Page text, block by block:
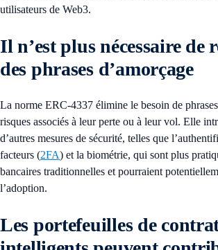
utilisateurs de Web3.
Il n’est plus nécessaire de
des phrases d’amorçage
La norme ERC-4337 élimine le besoin de
risques associés à leur perte ou à leur vol. Elle
d’autres mesures de sécurité, telles que
facteurs (2FA) et la biométrie, qui sont plus
bancaires traditionnelles et pourraient
l’adoption.
Les portefeuilles de